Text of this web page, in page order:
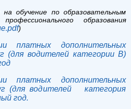
на обучение по образовательным
образования
)
платных дополнительных
(для водителей категории В)
платных дополнительных
(для водителей категория
год.